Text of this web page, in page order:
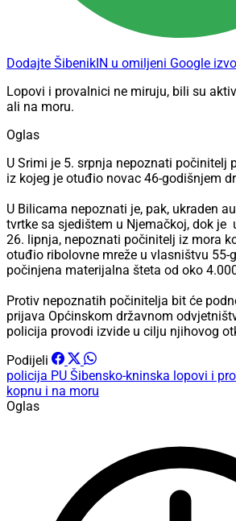
Dodajte ŠibenikIN u omiljeni Google
Lopovi i provalnici ne miruju, bili su
ali na moru.
Oglas
U Srimi je 5. srpnja nepoznati počinitelj
iz kojeg je otuđio novac 46-godišnjem
U Bilicama nepoznati je, pak, ukraden
tvrtke sa sjedištem u Njemačkoj, dok je
26. lipnja, nepoznati počinitelj iz mora
otuđio ribolovne mreže u vlasništvu 55-
počinjena materijalna šteta od oko
Protiv nepoznatih počinitelja bit će
prijava Općinskom državnom
policija provodi izvide u cilju njihovog
Podijeli
policija PU Šibensko-kninska lopovi i
kopnu i na moru
Oglas